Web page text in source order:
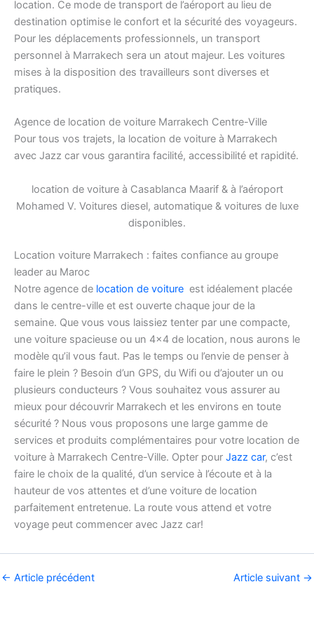
location. Ce mode de transport de l’aéroport au lieu de
destination optimise le confort et la sécurité des voyageurs.
Pour les déplacements professionnels, un transport
personnel à Marrakech sera un atout majeur. Les voitures
mises à la disposition des travailleurs sont diverses et
pratiques.
Agence de location de voiture Marrakech Centre-Ville
Pour tous vos trajets, la location de voiture à Marrakech
avec Jazz car vous garantira facilité, accessibilité et rapidité.
location de voiture à Casablanca Maarif & à l’aéroport
Mohamed V. Voitures diesel, automatique & voitures de luxe
disponibles.
Location voiture Marrakech : faites confiance au groupe
leader au Maroc
Notre agence de location de voiture est idéalement placée
dans le centre-ville et est ouverte chaque jour de la
semaine. Que vous vous laissiez tenter par une compacte,
une voiture spacieuse ou un 4×4 de location, nous aurons le
modèle qu’il vous faut. Pas le temps ou l’envie de penser à
faire le plein ? Besoin d’un GPS, du Wifi ou d’ajouter un ou
plusieurs conducteurs ? Vous souhaitez vous assurer au
mieux pour découvrir Marrakech et les environs en toute
sécurité ? Nous vous proposons une large gamme de
services et produits complémentaires pour votre location de
voiture à Marrakech Centre-Ville. Opter pour Jazz car, c’est
faire le choix de la qualité, d’un service à l’écoute et à la
hauteur de vos attentes et d’une voiture de location
parfaitement entretenue. La route vous attend et votre
voyage peut commencer avec Jazz car!
← Article précédent Article suivant →